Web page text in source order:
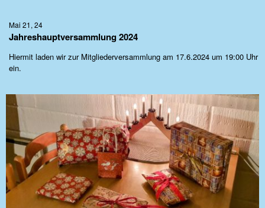
Mai 21, 24
Jahreshauptversammlung 2024
Hiermit laden wir zur Mitgliederversammlung am 17.6.2024 um 19:00 Uhr
ein.